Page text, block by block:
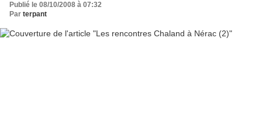
Publié le 08/10/2008 à 07:32
Par terpant